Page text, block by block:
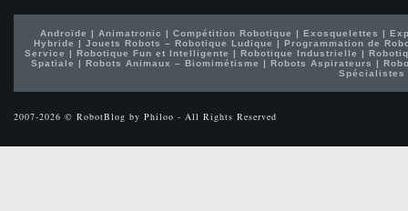
Androïde | Animatronic | Compétition Robotique | Exosquelettes |
Hybride |Jouets Robots – Robotique Ludique |Programmation de
Service | Robotique Fun et Intelligente | Robotique Industrielle |
Spatiale | Robots Animaux – Biomimétisme | Robots Aspirateurs |
Spécialistes
2007-2026 © RobotBlog by Philoo - All Rights Reserved